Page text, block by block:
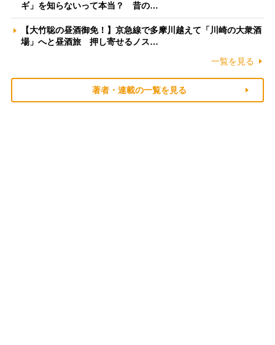
ギ」を知らないって本当？ 昔の…
【大竹聡の昼酒御免！】京急線で多摩川越えて「川崎の大衆酒
場」へと昼酒旅 押し寄せるノス…
一覧を見る
著者・連載の一覧を見る